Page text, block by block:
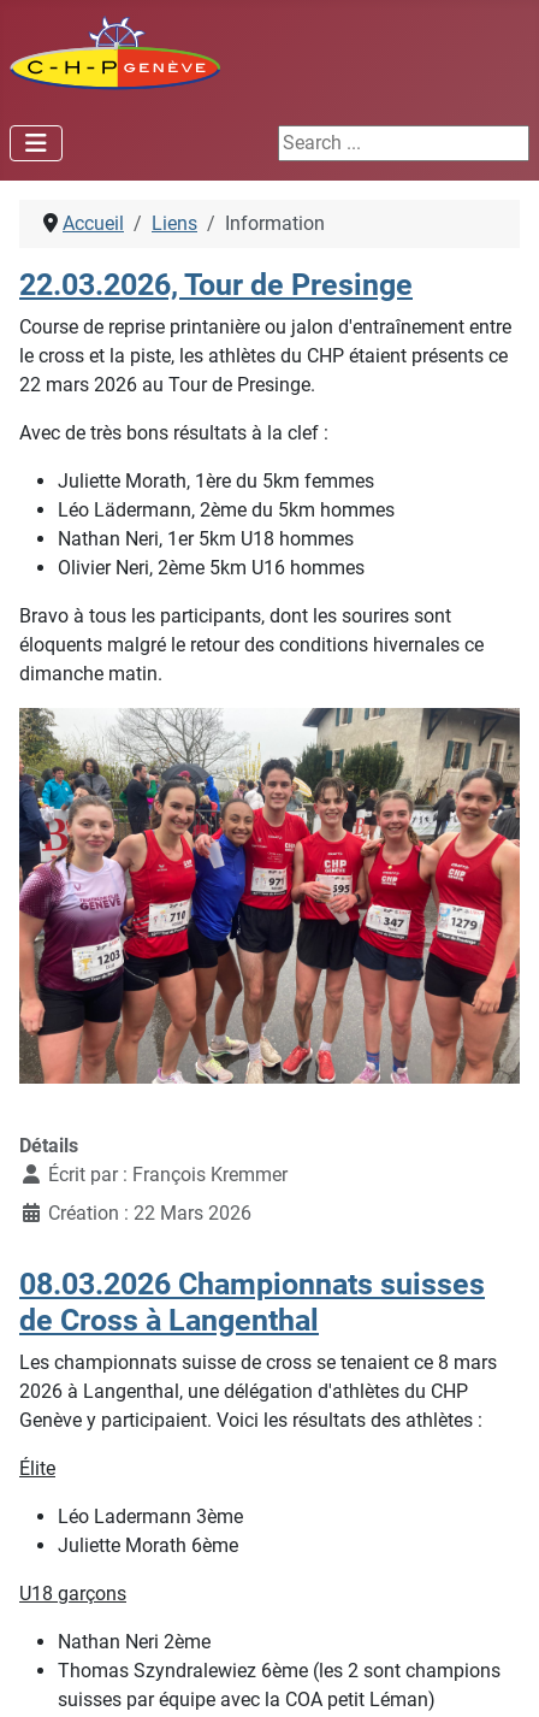
Search ...
Accueil Liens Information
22.03.2026, Tour de Presinge
Course de reprise printanière ou jalon d'entraînement entre
le cross et la piste, les athlètes du CHP étaient présents ce
22 mars 2026 au Tour de Presinge.
Avec de très bons résultats à la clef :
Juliette Morath, 1ère du 5km femmes
Léo Lädermann, 2ème du 5km hommes
Nathan Neri, 1er 5km U18 hommes
Olivier Neri, 2ème 5km U16 hommes
Bravo à tous les participants, dont les sourires sont
éloquents malgré le retour des conditions hivernales ce
dimanche matin.
Détails
Écrit par : François Kremmer
Création : 22 Mars 2026
08.03.2026 Championnats suisses
de Cross à Langenthal
Les championnats suisse de cross se tenaient ce 8 mars
2026 à Langenthal, une délégation d'athlètes du CHP
Genève y participaient. Voici les résultats des athlètes :
Élite
Léo Ladermann 3ème
Juliette Morath 6ème
U18 garçons
Nathan Neri 2ème
Thomas Szyndralewiez 6ème (les 2 sont champions
suisses par équipe avec la COA petit Léman)